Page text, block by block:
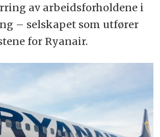
av arbeidsforholdene i
– selskapet som utfører
for Ryanair.